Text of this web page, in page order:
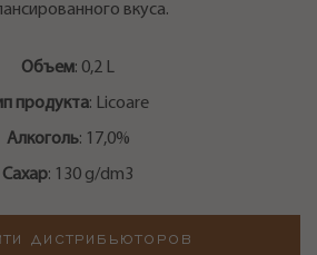
вкуса.
Объем: 0,2 L
продукта: Licoare
Алкоголь: 17,0%
Сахар: 130 g/dm3
ДИСТРИБЬЮТОРОВ